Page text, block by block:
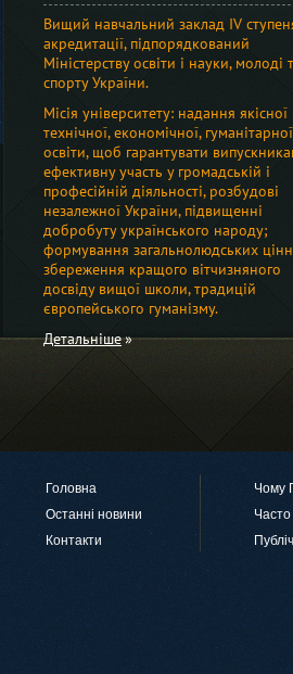
Вищий навчальний заклад IV
акредитації, підпорядкований
Мiнiстерству освіти i науки, молоді
спорту України.
Місія університету: надання
технічної, економічної, гуманітарної
освіти, щоб гарантувати
ефективну участь у громадській і
професійній діяльності, розбудові
незалежної України, підвищенні
добробуту українського народу;
формування загальнолюдських
збереження кращого вітчизняного
досвіду вищої школи, традицій
європейського гуманізму.
Детальніше
Головна
Чому
Останні новини
Контакти